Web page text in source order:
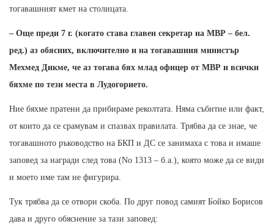
тогавашният кмет на столицата.
– Още преди 7 г. (когато става главен секретар на МВР – бел.
ред.) аз обясних, включително и на тогавашния министър
Мехмед Дикме, че аз тогава бях млад офицер от МВР и всички
бяхме по тези места в Лудогорието.
Ние бяхме пратени да прибираме реколтата. Няма събитие или факт,
от които да се срамувам и спазвах правилата. Трябва да се знае, че
тогавашното ръководство на БКП и ДС се занимаха с това и имаше
заповед за награди след това (No 1313 – б.а.), която може да се види
и моето име там не фигурира.
Тук трябва да се отвори скоба. По друг повод самият Бойко Борисов
дава и друго обяснение за тази заповед: